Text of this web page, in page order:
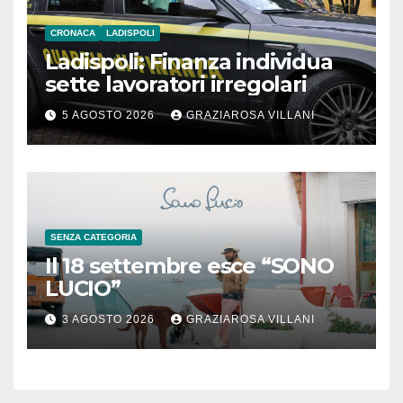
CRONACA LADISPOLI
Ladispoli: Finanza individua
sette lavoratori irregolari
5 AGOSTO 2026 GRAZIAROSA VILLANI
SENZA CATEGORIA
Il 18 settembre esce “SONO
LUCIO”
3 AGOSTO 2026 GRAZIAROSA VILLANI